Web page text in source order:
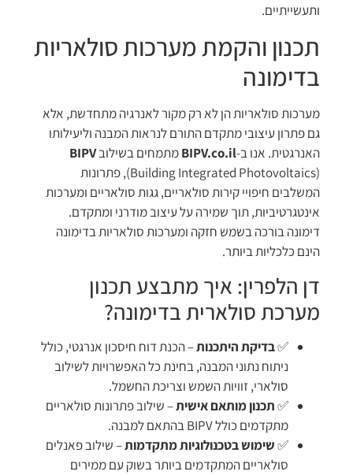
ותעשייתיים.
תכנון והקמת מערכות סולאריות
בדימונה
מערכות סולאריות הן לא רק מקור לאנרגיה מתחדשת, אלא
גם פתרון עיצובי מתקדם התורם לנראות המבנה וליעילותו
האנרגטית. אנו ב-BIPV.co.ilמתמחים בשילובBIPV
(Building Integrated Photovoltaics), פתרונות
המשלבים חיפויי קירות סולאריים, גגות סולאריים ומערכות
אינטגרטיביות, תוך שמירה על עיצוב מודרני ומתקדם.
דימונה בורכה בשמש חזקה ומערכות סולאריות בדימונה
הינם כלכליות ביותר.
דן הלפרין: איך מתבצע תכנון
מערכת סולארית בדימונה?
✅בדיקת היתכנות– הכנת דוח חיסכון אנרגטי, כולל
ניתוח נתוני המבנה, בחינת כל האפשרויות לשילוב
סולארי, זוויות השמש וצריכת החשמל.
✅תכנון מותאם אישית– שילוב פתרונות סולאריים
מתקדמים כולל BIPV בהתאם למבנה.
✅שימוש בטכנולוגיות מתקדמות– שילוב פאנלים
סולאריים המתקדמים ביותר בשוק עם ממירים